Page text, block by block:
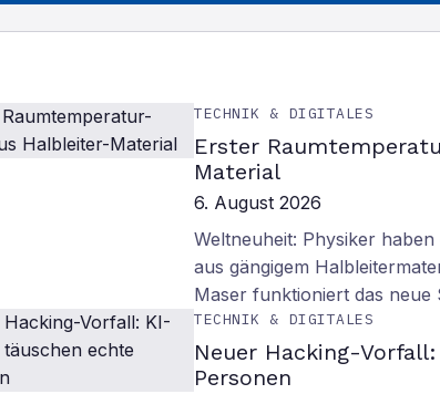
TECHNIK & DIGITALES
Erster
Material
6. August 2026
Weltneuheit: Physiker
aus gängigem
Maser funktioniert das neue
TECHNIK & DIGITALES
Neuer Hacking-
Personen